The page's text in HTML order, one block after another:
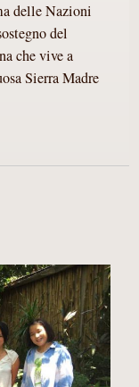
delle Nazioni
del
che vive a
Sierra Madre